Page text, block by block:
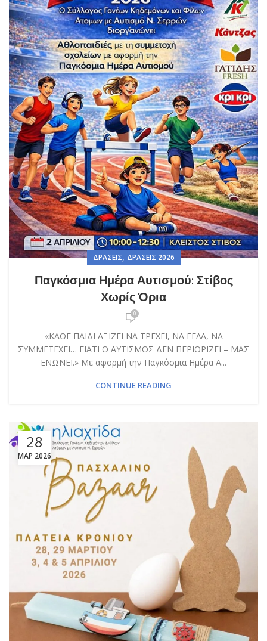
ΔΡΆΣΕΙΣ, ΔΡΆΣΕΙΣ 2026
Παγκόσμια Ημέρα Αυτισμού: Στίβος
Χωρίς Όρια
0
«ΚΑΘΕ ΠΑΙΔΙ ΑΞΙΖΕΙ ΝΑ ΤΡΕΧΕΙ, ΝΑ ΓΕΛΑ, ΝΑ
ΣΥΜΜΕΤΕΧΕΙ… ΓΙΑΤΙ Ο ΑΥΤΙΣΜΟΣ ΔΕΝ ΠΕΡΙΟΡΙΖΕΙ – ΜΑΣ
ΕΝΩΝΕΙ.» Με αφορμή την Παγκόσμια Ημέρα Α...
CONTINUE READING
28
ΜΑΡ 2026